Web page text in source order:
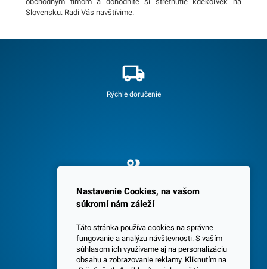
Slovensku. Radi Vás navštívime.
Rýchle doručenie
Spokojných 3600 zákazníkov
Nastavenie Cookies, na vašom
súkromí nám záleží
Táto stránka používa cookies na správne
fungovanie a analýzu návštevnosti. S vaším
súhlasom ich využívame aj na personalizáciu
obsahu a zobrazovanie reklamy. Kliknutím na